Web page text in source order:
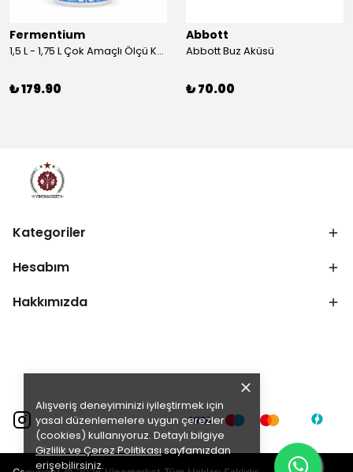
Alışveriş deneyiminizi iyileştirmek için
yasal düzenlemelere uygun çerezler
(cookies) kullanıyoruz. Detaylı bilgiye
Gizlilik ve Çerez Politikasısayfamızdan
erişebilirsiniz.
Fermentium
1,5 L - 1,75 L Çok Amaçlı Ölçü Kabı PlastArt
₺ 179.90
Abbott
Abbott Buz Aküsü
₺ 70.00
Kategoriler
Hesabım
Hakkımızda